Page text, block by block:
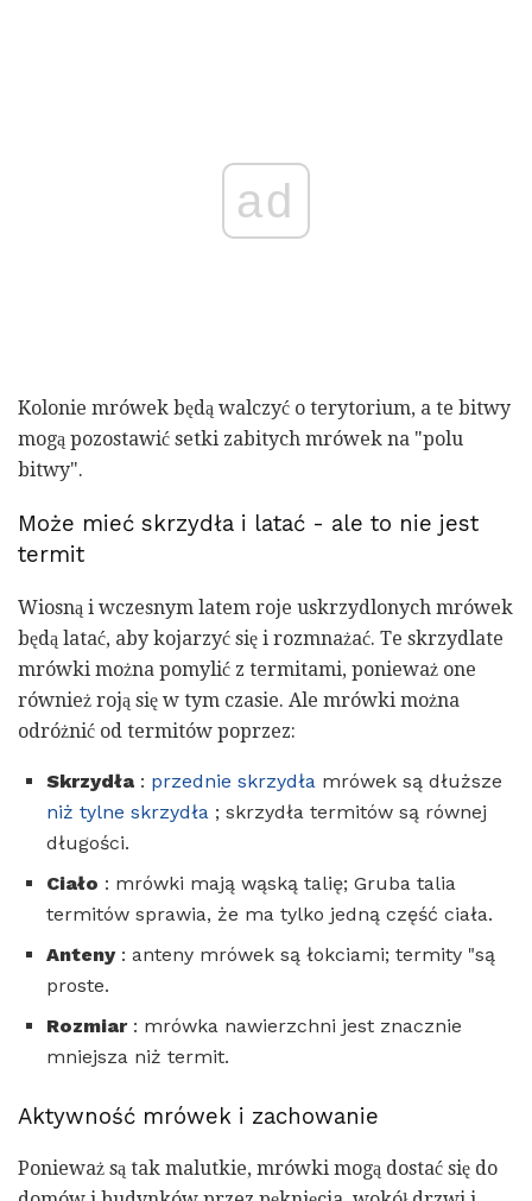
ad
Kolonie mrówek będą walczyć o terytorium, a te bitwy
mogą pozostawić setki zabitych mrówek na "polu
bitwy".
Może mieć skrzydła i latać - ale to nie jest
termit
Wiosną i wczesnym latem roje uskrzydlonych mrówek
będą latać, aby kojarzyć się i rozmnażać. Te skrzydlate
mrówki można pomylić z termitami, ponieważ one
również roją się w tym czasie. Ale mrówki można
odróżnić od termitów poprzez:
Skrzydła: przednie skrzydła mrówek są dłuższe
niż tylne skrzydła ; skrzydła termitów są równej
długości.
Ciało : mrówki mają wąską talię; Gruba talia
termitów sprawia, że ​​ma tylko jedną część ciała.
Anteny: anteny mrówek są łokciami; termity "są
proste.
Rozmiar: mrówka nawierzchni jest znacznie
mniejsza niż termit.
Aktywność mrówek i zachowanie
Ponieważ są tak malutkie, mrówki mogą dostać się do